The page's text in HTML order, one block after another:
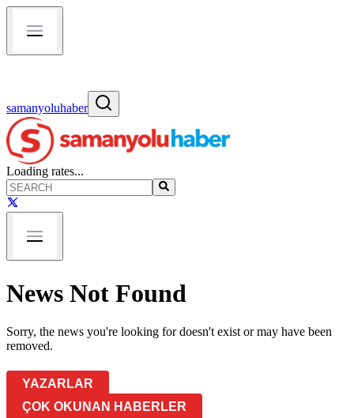
samanyoluhaber
Loading rates...
News Not Found
Sorry, the news you're looking for doesn't exist or may have been
removed.
YAZARLAR
ÇOK OKUNAN HABERLER